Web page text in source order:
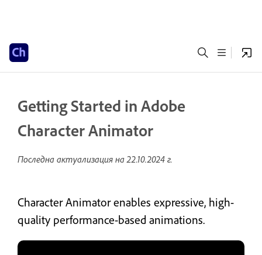
Getting Started in Adobe
Character Animator
Последна актуализация на22.10.2024 г.
Character Animator enables expressive, high-
quality performance-based animations.